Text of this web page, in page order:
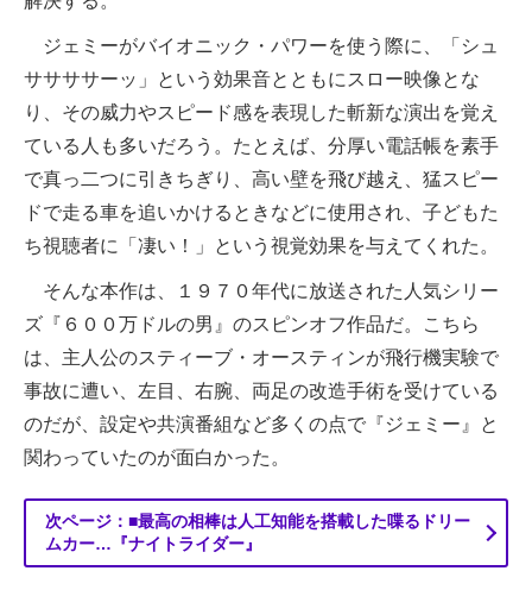
ジェミーがバイオニック・パワーを使う際に、「シュ
ササササーッ」という効果音とともにスロー映像とな
り、その威力やスピード感を表現した斬新な演出を覚え
ている人も多いだろう。たとえば、分厚い電話帳を素手
で真っ二つに引きちぎり、高い壁を飛び越え、猛スピー
ドで走る車を追いかけるときなどに使用され、子どもた
ち視聴者に「凄い！」という視覚効果を与えてくれた。
そんな本作は、１９７０年代に放送された人気シリー
ズ『６００万ドルの男』のスピンオフ作品だ。こちら
は、主人公のスティーブ・オースティンが飛行機実験で
事故に遭い、左目、右腕、両足の改造手術を受けている
のだが、設定や共演番組など多くの点で『ジェミー』と
関わっていたのが面白かった。
次ページ：■最高の相棒は人工知能を搭載した喋るドリー
ムカー…『ナイトライダー』